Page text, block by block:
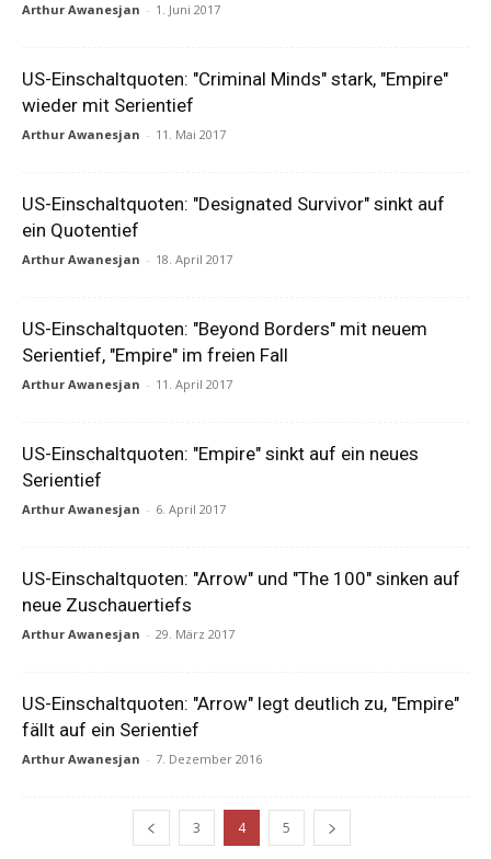
Arthur Awanesjan - 1. Juni 2017
US-Einschaltquoten: "Criminal Minds" stark, "Empire"
wieder mit Serientief
Arthur Awanesjan - 11. Mai 2017
US-Einschaltquoten: "Designated Survivor" sinkt auf
ein Quotentief
Arthur Awanesjan - 18. April 2017
US-Einschaltquoten: "Beyond Borders" mit neuem
Serientief, "Empire" im freien Fall
Arthur Awanesjan - 11. April 2017
US-Einschaltquoten: "Empire" sinkt auf ein neues
Serientief
Arthur Awanesjan - 6. April 2017
US-Einschaltquoten: "Arrow" und "The 100" sinken auf
neue Zuschauertiefs
Arthur Awanesjan - 29. März 2017
US-Einschaltquoten: "Arrow" legt deutlich zu, "Empire"
fällt auf ein Serientief
Arthur Awanesjan - 7. Dezember 2016
3 4 5